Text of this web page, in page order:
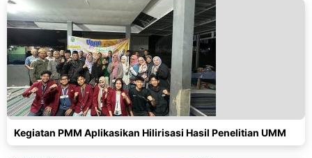
Kegiatan PMM Aplikasikan Hilirisasi Hasil Penelitian UMM